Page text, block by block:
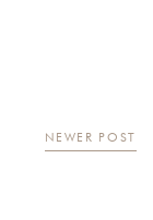
NEWER POST